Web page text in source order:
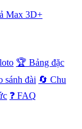
Max 3D+
🏆 Bảng đặc
sánh đài 🔄 Chu
❓ FAQ